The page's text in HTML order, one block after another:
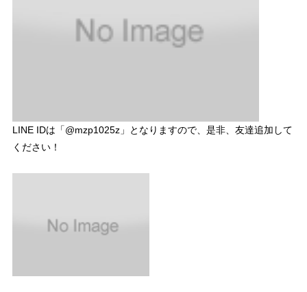
LINE IDは「@mzp1025z」となりますので、是非、友達追加して
ください！